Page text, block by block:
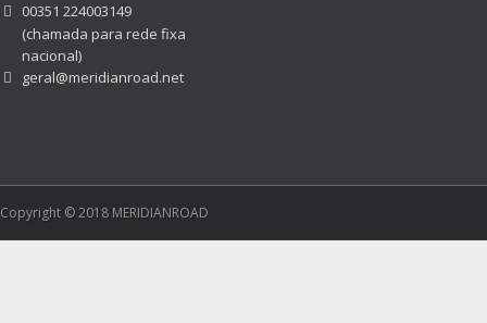
00351 224003149
(chamada para rede fixa
nacional)
geral@meridianroad.net
Copyright © 2018 MERIDIANROAD